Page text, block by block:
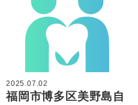
2025.07.02
福岡市博多区美野島自